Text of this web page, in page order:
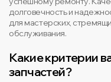
долговечность и
для мастерских,
обслуживания.
Какие критерии
запчастей?